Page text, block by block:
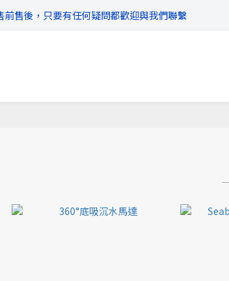
\ 超商滿$399免運!宅配滿$666免運 /
前售後，只要有任何疑問都歡迎與我們聯繫